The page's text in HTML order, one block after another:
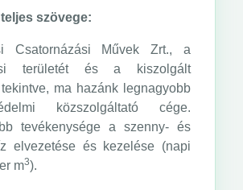
szövege:
Csatornázási Művek Zrt., a
területét és a kiszolgált
tekintve, ma hazánk legnagyobb
közszolgáltató cége.
tevékenysége a szenny- és
elvezetése és kezelése (napi
m3).